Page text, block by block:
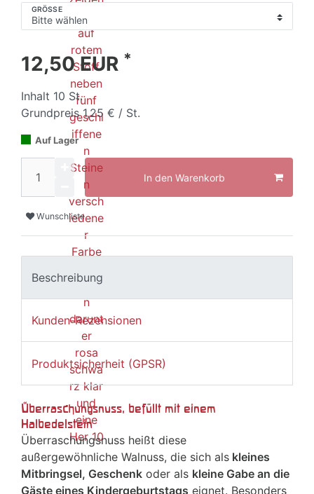
GRÖSSE
12,50 EUR *
Inhalt 10 St.
Grundpreis1,25 € / St.
Auf Lager
In den Warenkorb
Wunschliste
Beschreibung
Kunden-Rezensionen
Produktsicherheit (GPSR)
Überraschungsnuss, befüllt mit einem
Halbedelstein
Überraschungsnuss heißt diese
außergewöhnliche Walnuss, die sich als kleines
Mitbringsel, Geschenk oder als kleine Gabe an die
Gäste eines Kindergeburtstags eignet. Besonders